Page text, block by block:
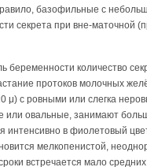
базофильные с
секрета при вне-маточной
беременности количество
протоков молочных
μ) с ровными или слегка
или овальные, занимают
интенсивно в фиолетовый
мелкопенистой,
встречается мало